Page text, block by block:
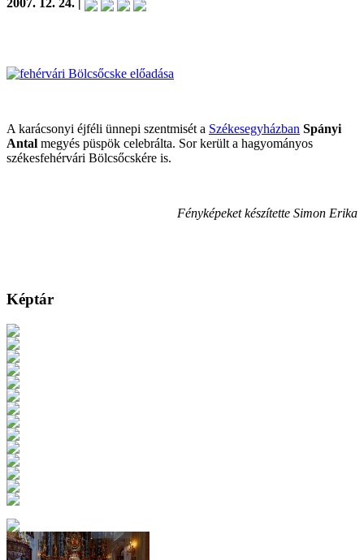
2007. 12. 24. |
A karácsonyi éjféli ünnepi szentmisét a Székesegyházban Spányi
Antal megyés püspök celebrálta. Sor került a hagyományos
székesfehérvári Bölcsőcskére is.
Fényképeket készítette Simon Erika
Képtár